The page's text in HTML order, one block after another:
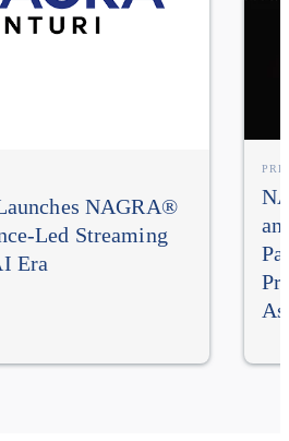
NAGRA®
Led Streaming
Era